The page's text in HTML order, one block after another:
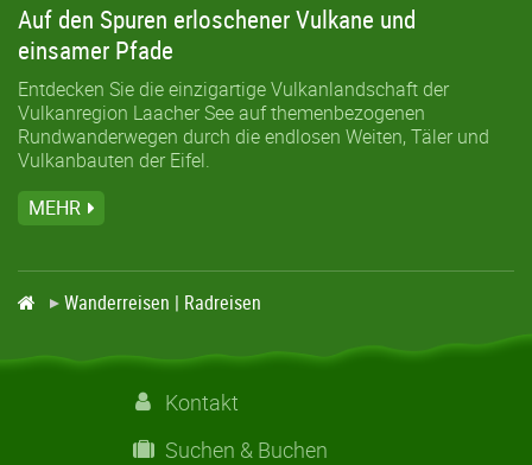
Auf den Spuren erloschener Vulkane und
einsamer Pfade
Entdecken Sie die einzigartige Vulkanlandschaft der
Vulkanregion Laacher See auf themenbezogenen
Rundwanderwegen durch die endlosen Weiten, Täler und
Vulkanbauten der Eifel.
MEHR
Wanderreisen | Radreisen
Kontakt
Suchen & Buchen